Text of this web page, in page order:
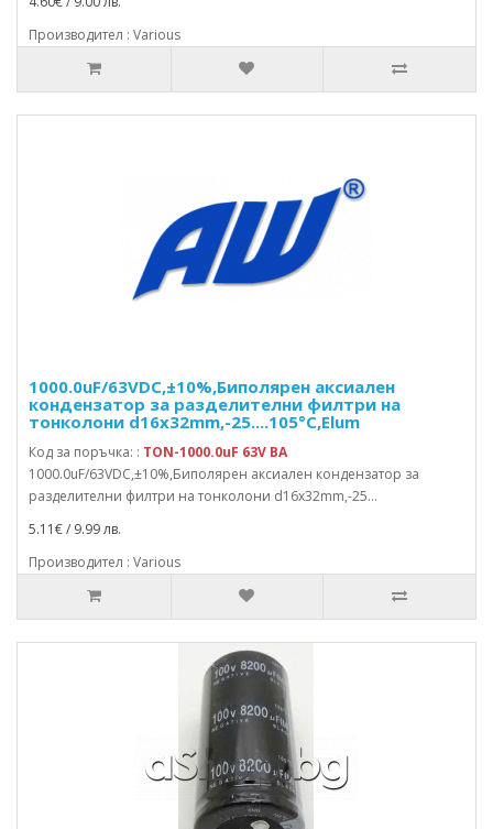
Производител : Various
1000.0uF/63VDC,±10%,Биполярен аксиален
кондензатор за разделителни филтри на
тонколони d16x32mm,-25....105°C,Elum
Код за поръчка: : TON-1000.0uF 63V BA
1000.0uF/63VDC,±10%,Биполярен аксиален кондензатор за
разделителни филтри на тонколони d16x32mm,-25...
5.11€ / 9.99 лв.
Производител : Various